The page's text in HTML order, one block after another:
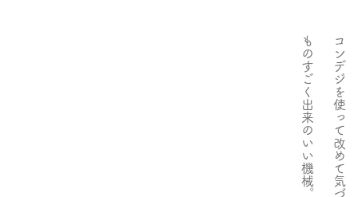
コンデジを使って改めて気づいたけど
ものすごく出来のいい機械。